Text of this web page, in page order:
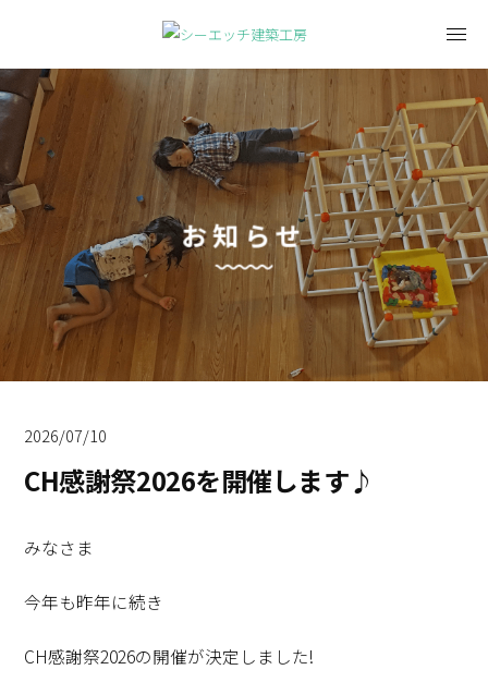
お知らせ
2026/07/10
CH感謝祭2026を開催します♪
みなさま
今年も昨年に続き
CH感謝祭2026の開催が決定しました!